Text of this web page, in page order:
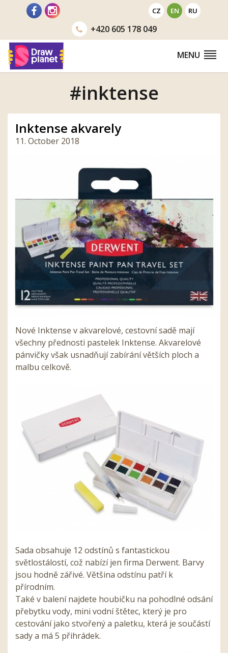
CZ EN RU
+420605 178 049
MENU
#inktense
Inktense akvarely
11. October 2018
Nové Inktense v akvarelové, cestovní sadě mají
všechny přednosti pastelek Inktense. Akvarelové
pánvičky však usnadňují zabírání větších ploch a
malbu celkově.
Sada obsahuje 12 odstínů s fantastickou
světlostálostí, což nabízí jen firma Derwent. Barvy
jsou hodně zářivé. Většina odstínu patří k
přírodním.
Také v balení najdete houbičku na pohodlné odsání
přebytku vody, mini vodní štětec, který je pro
cestování jako stvořený a paletku, která je součástí
sady a má 5 přihrádek.